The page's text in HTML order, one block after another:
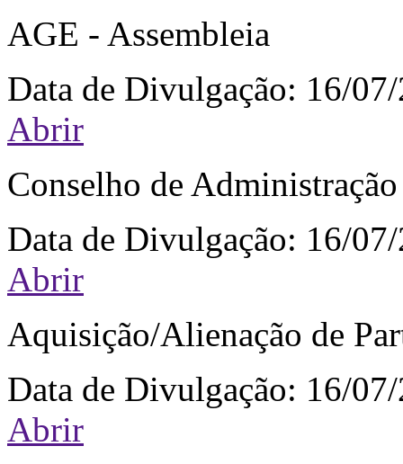
AGE - Assembleia
Data de Divulgação: 16/
Abrir
Conselho de Administração
Data de Divulgação: 16/
Abrir
Aquisição/Alienação de
Data de Divulgação: 16/
Abrir